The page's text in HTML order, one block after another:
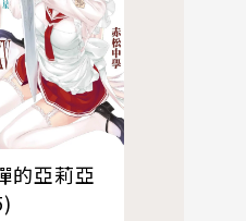
的亞莉亞